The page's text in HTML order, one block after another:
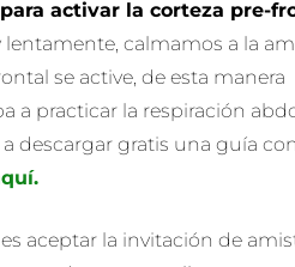
activar la corteza pre-
calmamos a la
se active, de esta manera
a practicar la respiración
descargar gratis una guía
aceptar la invitación de